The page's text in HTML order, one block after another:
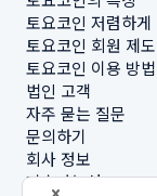
토요코인 저렴하게
토요코인 회원 제도
토요코인 이용 방법
법인 고객
자주 묻는 질문
문의하기
회사 정보
지속가능성